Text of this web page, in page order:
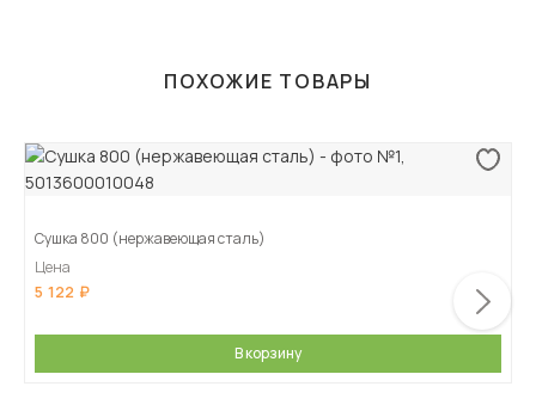
ПОХОЖИЕ ТОВАРЫ
Сушка 800 (нержавеющая сталь)
Цена
5 122
В корзину